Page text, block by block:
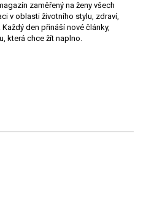
zaměřený na ženy všech
v oblasti životního stylu, zdraví,
den přináší nové články,
která chce žít naplno.